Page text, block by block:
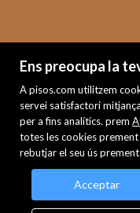
Ens preocupa la
A pisos.com utilitzem
servei satisfactori
per a fins analítics. prem
totes les cookies
rebutjar el seu ús prement
Acceptar